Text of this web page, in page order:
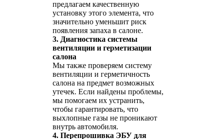
предлагаем качественную
установку этого элемента, что
значительно уменьшит риск
появления запаха в салоне.
3. Диагностика системы
вентиляции и герметизации
салона
Мы также проверяем систему
вентиляции и герметичность
салона на предмет возможных
утечек. Если найдены проблемы,
мы помогаем их устранить,
чтобы гарантировать, что
выхлопные газы не проникают
внутрь автомобиля.
4. Перепрошивка ЭБУ для